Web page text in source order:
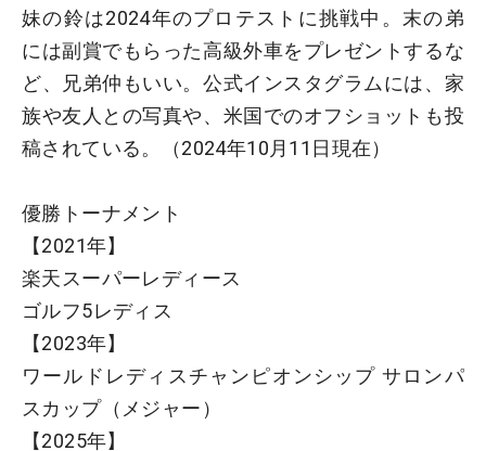
妹の鈴は2024年のプロテストに挑戦中。末の弟
には副賞でもらった高級外車をプレゼントするな
ど、兄弟仲もいい。公式インスタグラムには、家
族や友人との写真や、米国でのオフショットも投
稿されている。（2024年10月11日現在）
優勝トーナメント
【2021年】
楽天スーパーレディース
ゴルフ5レディス
【2023年】
ワールドレディスチャンピオンシップ サロンパ
スカップ（メジャー）
【2025年】